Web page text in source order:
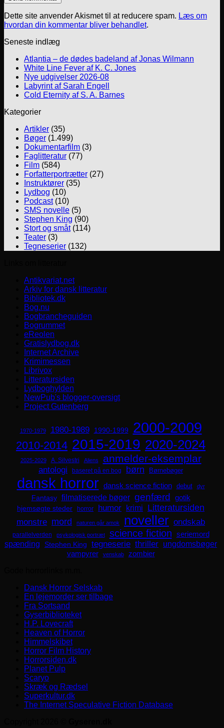
Dette site anvender Akismet til at reducere spam. Læs om
hvordan din kommentar bliver behandlet.
Seneste indlæg
Atlantia – de dødes badeland af Jonas Wilmann
White Line Fever af K. C. Jones
Nye udgivelser 2026-08
Labyrint af Sarah Engell
Cold Eternity af S. A. Barnes
Kategorier
Artikler (35)
Bøger (1.499)
Dokumentarfilm (3)
Faglitteratur (77)
Film (584)
Forfatterportrætter (27)
Instruktører (35)
Lydbog (10)
Podcast(10)
SMS novelle (5)
Stephen King (90)
Stort og småt(114)
Teater (3)
Tegneserier (132)
Antikvariat.net
Arkiv for dansk litteratur
Bibliotek.dk
Bog.nu
Bogbrancheguiden
Bogrummet
eReolen
Gratislydbog.dk
Internet Archive
Krimimessen
Librivox
Litteratursiden
Lydboghylden
NewPub's blogger-oversigt
Project Gutenberg
1970-1979 1980-1989 1990-1999 2000-2009
2010-2014 2015-2019 2020-2024
2025-2029 A. Silvestri Aliens anmelder-eksemplar
antologi baseret på en bog børn Børnebøger
dansk horror dansk science fiction debut dyr
Fantasy filmatiserede bøger genfærd
gotik
hjemsøgte steder
horror humor krimi Litteratursiden
monstre mord naturen går amok noveller ondskab
parallelverden psykologisk portræt science fiction seriemord
spænding Stephen King tegneserie thriller ungdomsbøger
vampyrer venskab
zombier
Dansk Horror Selskab
En lejemorder ser tilbage
Fra Sortsand
Gyserbiblioteket
H.P. Lovecraft
Heaven of Horror
Himmelskibet
Horror Film History
Horrorsiden.dk
Planet Pulp
Scaryo
Skræk og Rædsel
Superkultur.dk
The Internet Speculative Fiction Database